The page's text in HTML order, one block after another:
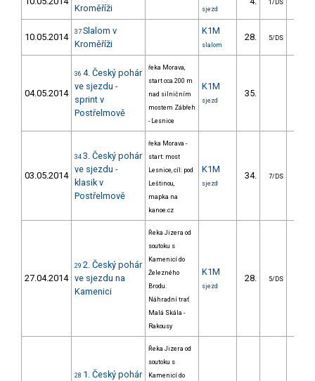
Kroměříži
sjezd
1/DS
10.05.2014 37 Slalom v
Kroměříži
K1M
slalom
28. 5/DS
04.05.2014
36 4. Český pohár
ve sjezdu -
sprint v
Postřelmově
řeka Morava,
start cca 200 m
nad silničním
mostem Zábřeh
- Lesnice
K1M
sjezd
35.
03.05.2014
34 3. Český pohár
ve sjezdu -
klasik v
Postřelmově
řeka Morava -
start: most
Lesnice, cíl: pod
Leštinou,
mapka na
kanoe.cz
K1M
sjezd
34. 7/DS
27.04.2014
29 2. Český pohár
ve sjezdu na
Kamenici
Řeka Jizera od
soutoku s
Kamenicí do
Železného
Brodu.
Náhradní trať
Malá Skála -
Rakousy
K1M
sjezd
28. 5/DS
28 1. Český pohár
Řeka Jizera od
soutoku s
Kamenicí do